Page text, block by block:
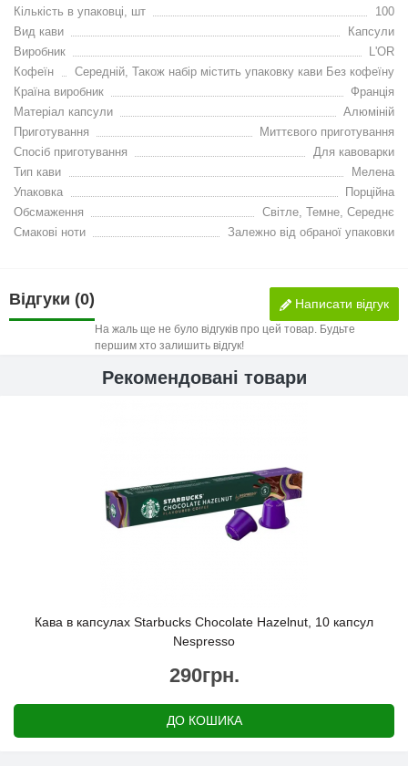
Кількість в упаковці, шт
100
Вид кави
Капсули
Виробник
L'OR
Кофеїн
Середній, Також набір містить упаковку кави Без кофеїну
Країна виробник
Франція
Матеріал капсули
Алюміній
Приготування
Миттєвого приготування
Спосіб приготування
Для кавоварки
Тип кави
Мелена
Упаковка
Порційна
Обсмаження
Світле, Темне, Середнє
Смакові ноти
Залежно від обраної упаковки
Відгуки (0) Написати відгук
На жаль ще не було відгуків про цей товар. Будьте
першим хто залишить відгук!
Рекомендовані товари
Кава в капсулах Starbucks Chocolate Hazelnut, 10 капсул
Nespresso
290грн.
ДО КОШИКА